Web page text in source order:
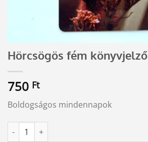
Hörcsögös fém könyvjelző
750 Ft
Boldogságos mindennapok
Hörcsögös fém könyvjelző mennyiség
Alternative: